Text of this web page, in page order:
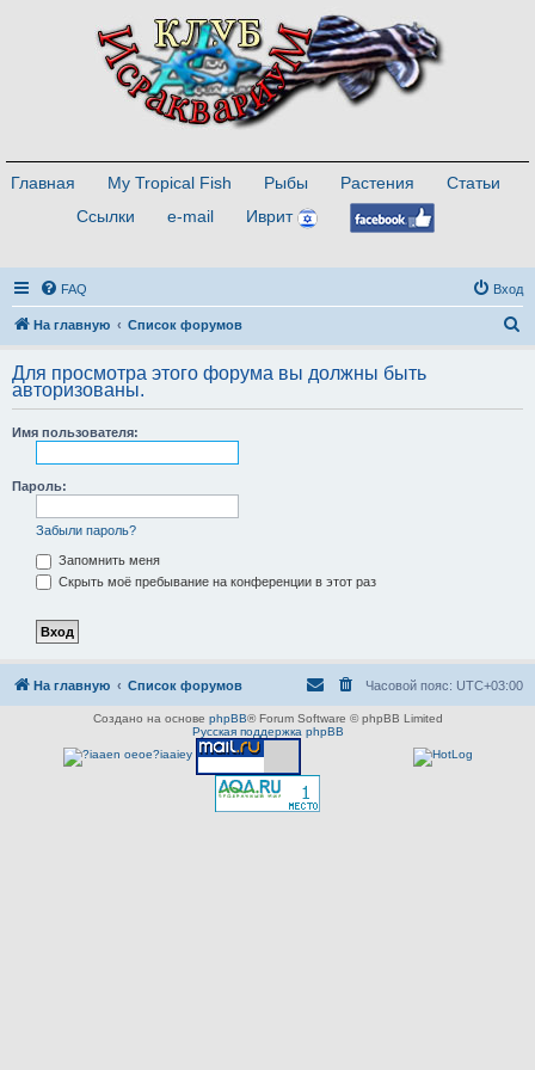
Главная My Tropical Fish Рыбы Растения
Статьи
Ссылки
e-mail Иврит
FAQ Вход
На главную Список форумов
с
Для просмотра этого форума вы должны быть
авторизованы.
Имя пользователя:
Пароль:
Забыли пароль?
Запомнить меня
Скрыть моё пребывание на конференции в этот раз
На главную Список форумов Часовой пояс: UTC+03:00
Создано на основе phpBB® Forum Software © phpBB Limited
Русская поддержка phpBB